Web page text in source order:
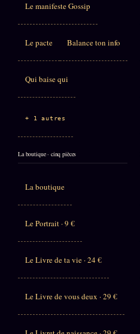
Le manifeste Gossip
Le pacte Balance ton info
Qui baise qui
+ 1 autres
La boutique · cinq pièces
La boutique
Le Portrait · 9 €
Le Livre de ta vie · 24 €
Le Livre de vous deux · 29 €